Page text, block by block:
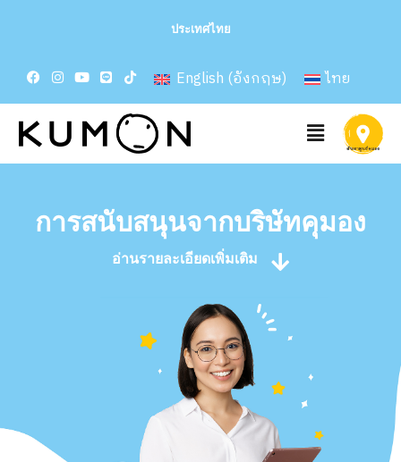
ประเทศไทย
English (อังกฤษ) ไทย
การสนับสนุนจากบริษัทคุมอง
อ่านรายละเอียดเพิ่มเติม